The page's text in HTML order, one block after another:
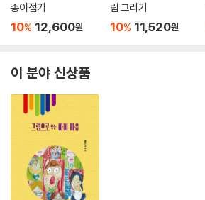
종이접기
10% 12,600원
림 그리기
10% 11,520원
이 분야 신상품